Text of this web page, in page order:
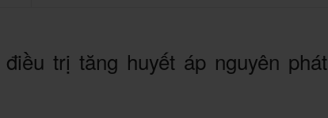
trị tăng huyết áp nguyên phát